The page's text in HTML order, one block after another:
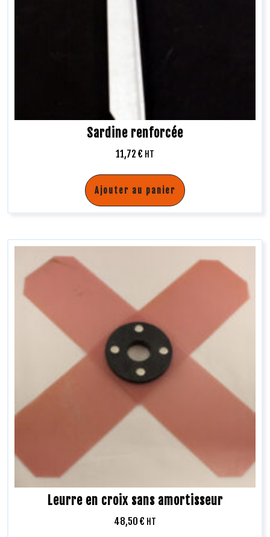
Sardine renforcée
11,72 € HT
Ajouter au panier
Leurre en croix sans amortisseur
48,50 € HT